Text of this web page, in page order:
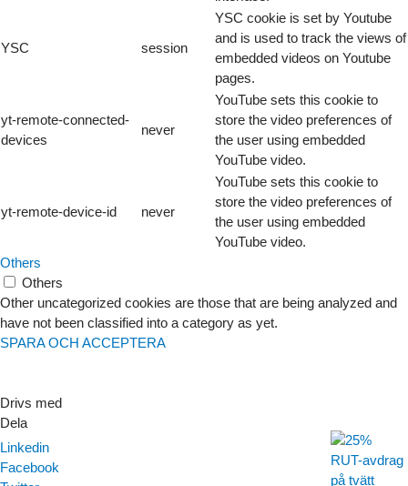
YSC session
YSC cookie is set by Youtube
and is used to track the views of
embedded videos on Youtube
pages.
yt-remote-connected-
devices
never
YouTube sets this cookie to
store the video preferences of
the user using embedded
YouTube video.
yt-remote-device-id never
YouTube sets this cookie to
store the video preferences of
the user using embedded
YouTube video.
Others
Others
Other uncategorized cookies are those that are being analyzed and
have not been classified into a category as yet.
SPARA OCH ACCEPTERA
Drivs med
Linkedin
Facebook